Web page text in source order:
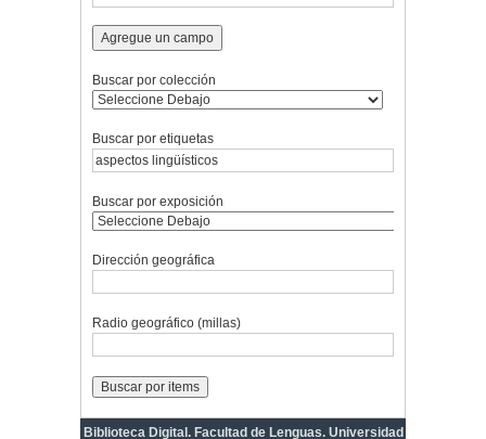
Agregue un campo
Buscar por colección
Buscar por etiquetas
Buscar por exposición
Dirección geográfica
Radio geográfico (millas)
Biblioteca Digital. Facultad de Lenguas. Universidad